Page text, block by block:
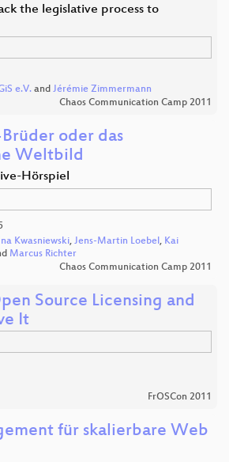
the legislative process to
e.V. and Jérémie Zimmermann
Chaos Communication Camp 2011
oder das
Weltbild
Hörspiel
Kwasniewski, Jens-Martin Loebel, Kai
Marcus Richter
Chaos Communication Camp 2011
Source Licensing and
It
FrOSCon 2011
für skalierbare Web